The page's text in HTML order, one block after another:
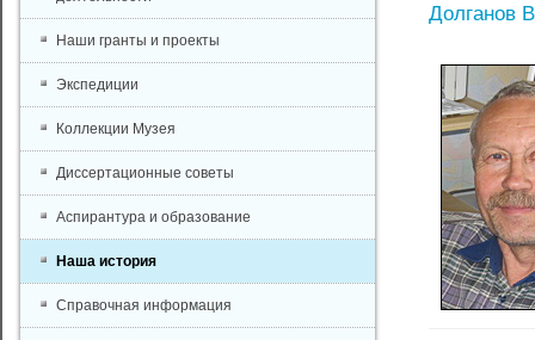
Долганов
Наши гранты и проекты
Экспедиции
Коллекции Музея
Диссертационные советы
Аспирантура и образование
Наша история
Справочная информация